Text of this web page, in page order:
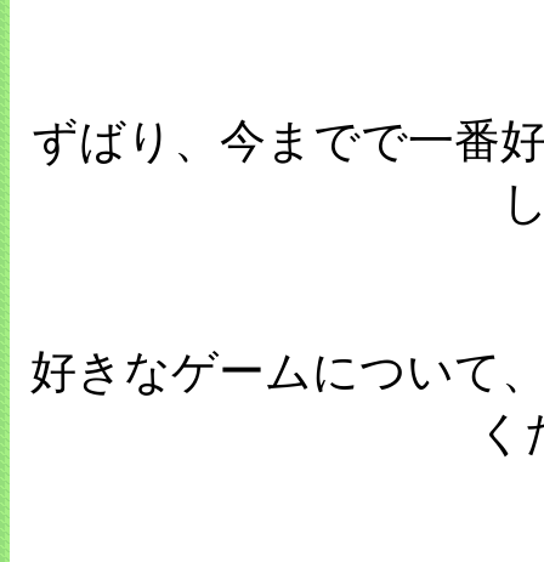
ずばり、今までで一番
好きなゲームについて